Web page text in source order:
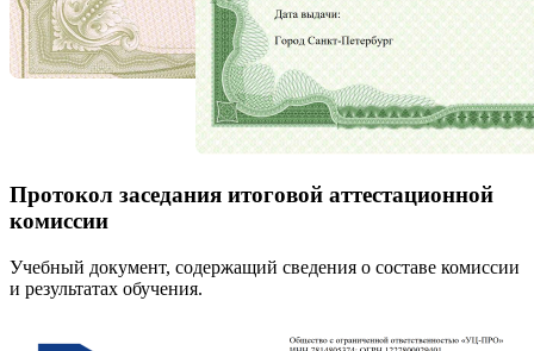
Протокол заседания итоговой аттестационной
комиссии
Учебный документ, содержащий сведения о составе комиссии
и результатах обучения.